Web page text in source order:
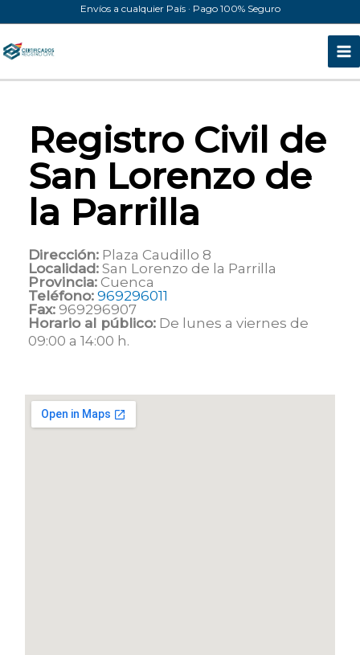
al
contenido
Envíos a cualquier País · Pago 100% Seguro
Registro Civil de
San Lorenzo de
la Parrilla
Dirección: Plaza Caudillo 8
Localidad: San Lorenzo de la Parrilla
Provincia: Cuenca
Teléfono: 969296011
Fax: 969296907
Horario al público: De lunes a viernes de
09:00 a 14:00 h.